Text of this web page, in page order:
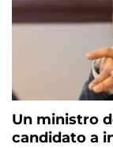
Un ministro
candidato a